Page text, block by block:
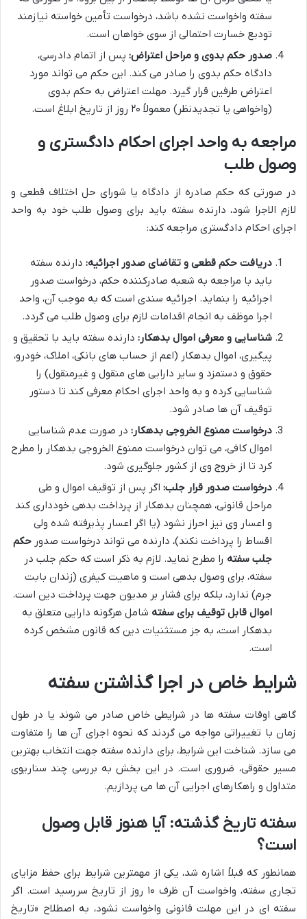
سفته واخواست نشده باشد، درخواست تأمین خواسته نیازمند
تودیع خسارت احتمالی از سوی خواهان است.
صدور حکم بدوی و مراحل اعتراض: پس از اتمام دادرسی،
دادگاه حکم بدوی را صادر می کند. این حکم می تواند مورد
اعتراض طرفین قرار گیرد. مهلت اعتراض به حکم بدوی
(واخواهی یا تجدیدنظر) معمولاً ۲۰ روز از تاریخ ابلاغ است.
مراجعه به واحد اجرای احکام دادگستری و
وصول طلب
در صورتی که حکم صادره از دادگاه یا شورای حل اختلاف قطعی و
لازم الاجرا شود، دارنده سفته باید برای وصول طلب خود به واحد
اجرای احکام دادگستری مراجعه کند:
دریافت حکم قطعی و تقاضای صدور اجرائیه: دارنده سفته
باید با مراجعه به شعبه صادرکننده حکم، درخواست صدور
اجرائیه را بنماید. اجرائیه سندی است که به موجب آن، واحد
اجرا موظف به انجام اقدامات لازم برای وصول طلب می گردد.
شناسایی و معرفی اموال بدهکار: دارنده سفته باید با تحقیق و
پیگیری، اموال بدهکار (اعم از حساب های بانکی، املاک، خودرو،
حقوق و دستمزد و سایر دارایی های منقول و غیرمنقول) را
شناسایی کرده و به واحد اجرای احکام معرفی کند تا دستور
توقیف آن ها صادر شود.
درخواست ممنوع الخروجی بدهکار: در صورت عدم شناسایی
اموال کافی، می توان درخواست ممنوع الخروجی بدهکار را مطرح
کرد تا از خروج وی از کشور جلوگیری شود.
درخواست صدور قرار جلب: اگر پس از توقیف اموال و طی
مراحل قانونی، همچنان بدهکار از پرداخت بدهی خودداری کند
و اعسار وی نیز احراز نشود (یا اگر اعسار پذیرفته شده ولی
اقساط را پرداخت نکند)، دارنده می تواند درخواست صدور حکم
جلب سفته را مطرح نماید. لازم به ذکر است که حکم جلب در
سفته، برای وصول بدهی است و ماهیت کیفری (زندان بابت
جرم) ندارد، بلکه برای فشار بر مدیون جهت پرداخت دین است.
اموال قابل توقیف برای سفته شامل هرگونه دارایی متعلق به
بدهکار است، به جز مستثنیات دین که قانون مشخص کرده
است.
شرایط خاص در اجرا گذاشتن سفته
گاهی اوقات سفته ها در شرایطی خاص صادر می شوند یا در طول
زمان با تغییراتی مواجه می گردند که نحوه اجرای آن ها را متفاوت
می سازد. شناخت این شرایط، برای دارنده سفته جهت انتخاب بهترین
مسیر حقوقی، ضروری است. در این بخش به بررسی چند سناریوی
متداول و راهکارهای اجرایی آن ها می پردازیم.
سفته تاریخ گذشته: آیا هنوز قابل وصول
است؟
همانطور که قبلاً اشاره شد، یکی از مهمترین شرایط برای حفظ مزایای
تجاری سفته، واخواست آن ظرف ۱۰ روز از تاریخ سررسید است. اگر
سفته ای در این مهلت قانونی واخواست نشود، به اصطلاح «تاریخ